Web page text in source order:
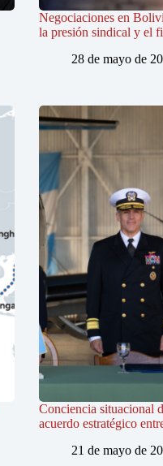
Negociaciones en
la presión sindical y el
28 de mayo de
Conciencia situacional
acuerdo estratégico
21 de mayo de